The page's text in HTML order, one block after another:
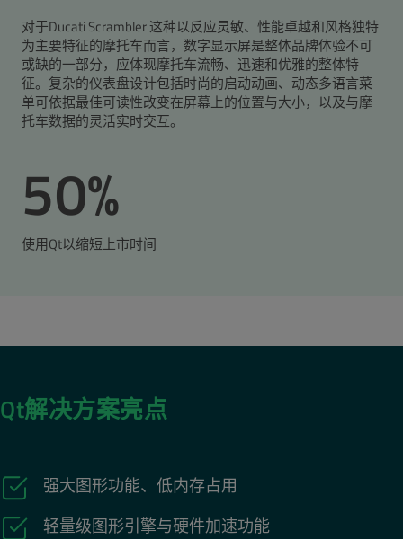
对于Ducati Scrambler 这种以反应灵敏、性能卓越和风格独特
为主要特征的摩托车而言，数字显示屏是整体品牌体验不可
或缺的一部分，应体现摩托车流畅、迅速和优雅的整体特
征。复杂的仪表盘设计包括时尚的启动动画、动态多语言菜
单可依据最佳可读性改变在屏幕上的位置与大小，以及与摩
托车数据的灵活实时交互。
50%
使用Qt以缩短上市时间
Qt解决方案亮点
强大图形功能、低内存占用
轻量级图形引擎与硬件加速功能